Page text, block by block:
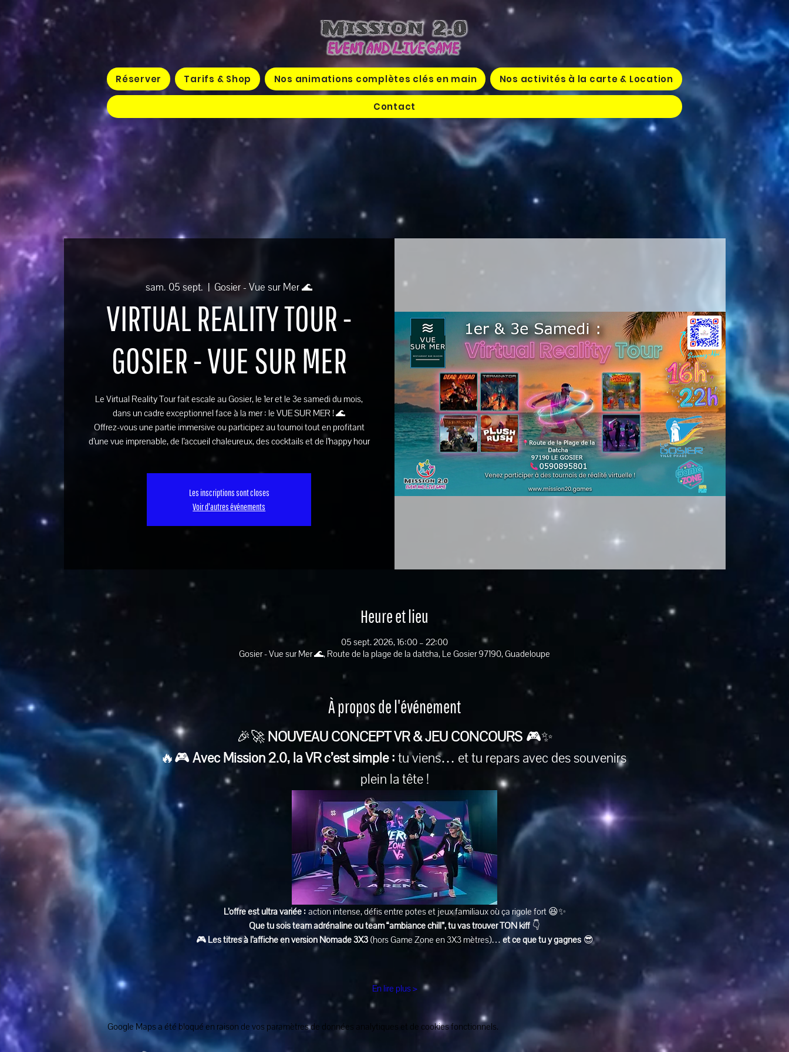
Réserver Tarifs & Shop Nos animations complètes clés en main Nos activités à la carte & Location
Contact
sam. 05 sept.
  |
Gosier - Vue sur Mer 🌊
VIRTUAL REALITY TOUR -
GOSIER - VUE SUR MER
Le Virtual Reality Tour fait escale au Gosier, le 1er et le 3e samedi du mois,
dans un cadre exceptionnel face à la mer : le VUE SUR MER ! 🌊
Offrez-vous une partie immersive ou participez au tournoi tout en profitant
d’une vue imprenable, de l’accueil chaleureux, des cocktails et de l’happy hour
Les inscriptions sont closes
Voir d'autres événements
Heure et lieu
05 sept. 2026, 16:00 – 22:00
Gosier - Vue sur Mer 🌊, Route de la plage de la datcha, Le Gosier 97190, Guadeloupe
À propos de l'événement
🎉🚀 NOUVEAU CONCEPT VR & JEU CONCOURS 🎮✨
🔥🎮 Avec Mission 2.0, la VR c’est simple : tu viens… et tu repars avec des souvenirs
plein la tête !
L’offre est ultra variée : action intense, défis entre potes et jeux familiaux où ça rigole fort 😆✨
Que tu sois team adrénaline ou team “ambiance chill”, tu vas trouver TON kiff 👇
🎮 Les titres à l’affiche en version Nomade 3X3 (hors Game Zone en 3X3 mètres)… et ce que tu y gagnes 😎
En lire plus >
Google Maps a été bloqué en raison de vos paramètres de données analytiques et de cookies fonctionnels.